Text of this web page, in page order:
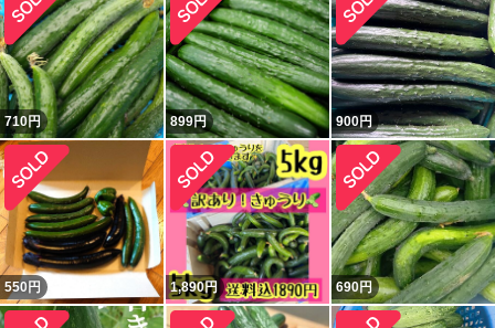
710円 899円 900円
550 円 1,890円 690円